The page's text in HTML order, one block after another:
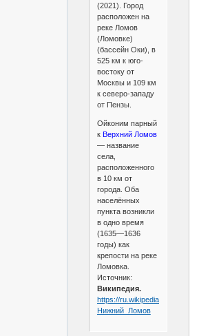
(2021). Город
расположен на
реке Ломов
(Ломовке)
(бассейн Оки), в
525 км к юго-
востоку от
Москвы и 109 км
к северо-западу
от Пензы.
Ойконим парный
к Верхний Ломов
— название
села,
расположенного
в 10 км от
города. Оба
населённых
пункта возникли
в одно время
(1635—1636
годы) как
крепости на реке
Ломовка.
Источник:
Википедия.
https://ru.wikipedia.org/wiki/
Нижний_Ломов